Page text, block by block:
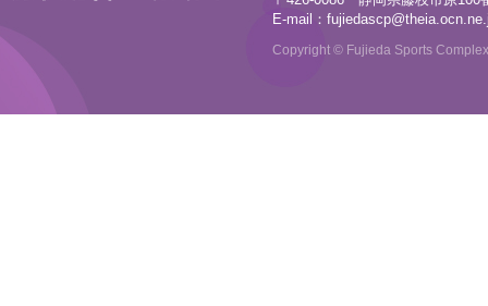
E-mail：
Copyright © Fujieda Sports